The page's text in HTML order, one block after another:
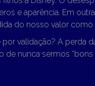
e aparência. Em
do nosso valor como
validação? A perda
de nunca sermos